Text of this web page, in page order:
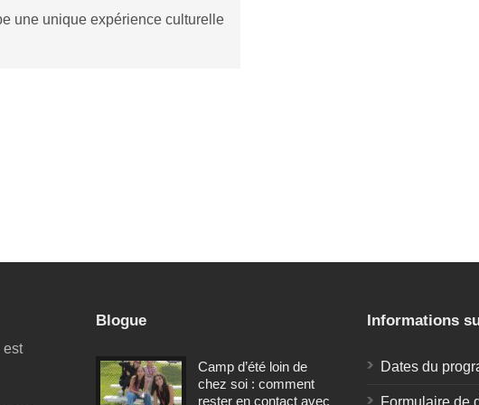
une unique expérience culturelle
est
Blogue
Camp d’été loin de
chez soi : comment
rester en contact avec
Informations
Dates du
Formulaire de